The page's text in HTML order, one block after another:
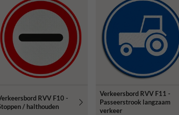
RVV F10 -
/ halthouden
Verkeersbord RVV F11 -
Passeerstrook langzaam
verkeer